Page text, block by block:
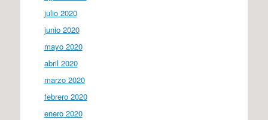
julio 2020
junio 2020
mayo 2020
abril 2020
marzo 2020
febrero 2020
enero 2020